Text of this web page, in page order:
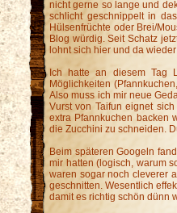
nicht gerne so lange und
schlicht geschnippelt in
Hülsenfrüchte oder Brei/
Blog würdig. Seit Schatz
lohnt sich hier und da
Ich hatte an diesem Tag
Möglichkeiten
Also muss ich mir neue
Vurst von Taifun eignet
extra Pfannkuchen backen
die Zucchini zu schneiden.
Beim späteren Googeln
mir hatten (logisch, warum
waren sogar noch cleverer
geschnitten. Wesentlich
damit es richtig schön dünn